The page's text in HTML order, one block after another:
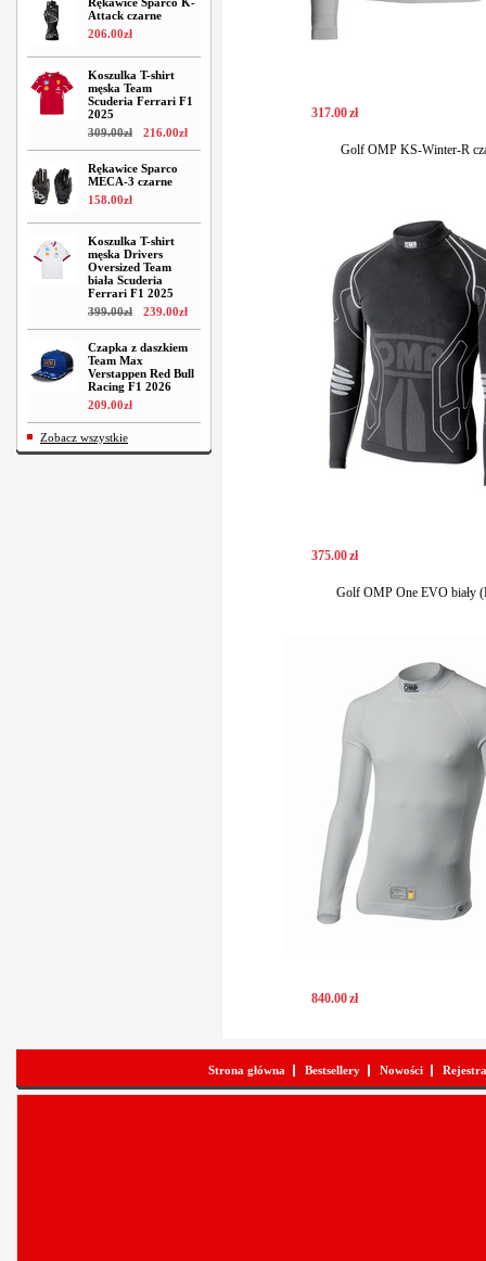
Attack czarne
206.00zł
Koszulka T-shirt
męska Team
Scuderia Ferrari F1
2025
309.00zł 216.00zł
Rękawice Sparco
MECA-3 czarne
158.00zł
Koszulka T-shirt
męska Drivers
Oversized Team
biała Scuderia
Ferrari F1 2025
399.00zł 239.00zł
Czapka z daszkiem
Team Max
Verstappen Red Bull
Racing F1 2026
209.00zł
Zobacz wszystkie
317.00zł
Golf OMP KS-Winter-R
375.00zł
Golf OMP One EVO biały
840.00zł
Strona główna Bestsellery Nowości